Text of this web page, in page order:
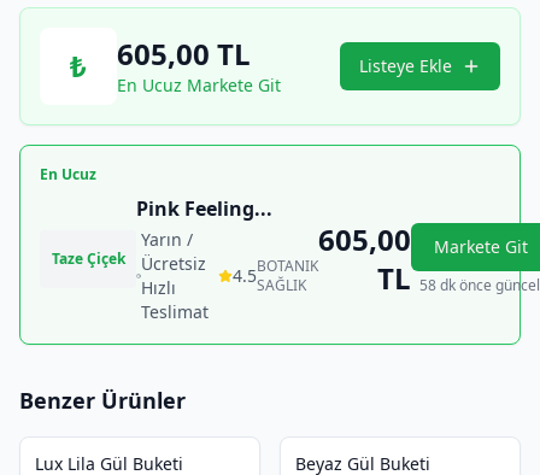
₺ 605,00 TL
En Ucuz Markete Git
Listeye Ekle
En Ucuz
Taze Çiçek
Pink Feeling...
Yarın /
Ücretsiz
Hızlı
Teslimat
4.5BOTANIK
SAĞLIK
605,00
TL
Markete Git
58 dk önce
Benzer Ürünler
Lux Lila Gül Buketi Beyaz Gül Buketi